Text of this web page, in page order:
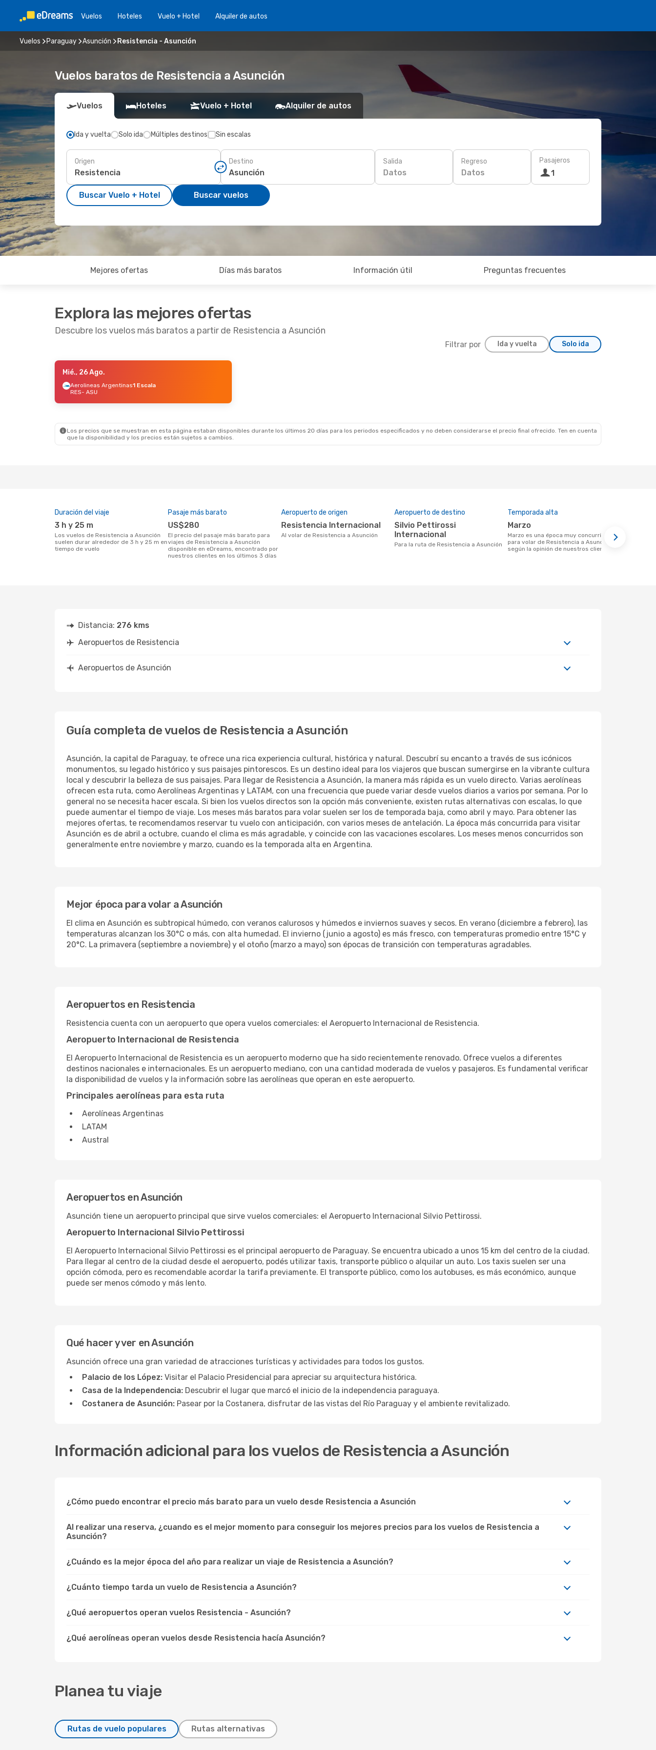
Vuelos Hoteles Vuelo + Hotel Alquiler de autos
Vuelos Paraguay Asunción Resistencia - Asunción
Vuelos baratos de Resistencia a Asunción
Vuelos Hoteles Vuelo + Hotel Alquiler de autos
Ida y vuelta Solo ida Múltiples destinos Sin escalas
Origen Destino Salida
Datos
Regreso
Datos
Pasajeros
1
Buscar Vuelo + Hotel Buscar vuelos
Mejores ofertas Días más baratos Información útil Preguntas frecuentes
Explora las mejores ofertas
Descubre los vuelos más baratos a partir de Resistencia a Asunción
Filtrar por Ida y vuelta Solo ida
- Mar., 15 Sep.
Aerolineas Argentinas
Mié., 26 Ago.
Aerolineas Argentinas1 Escala
RES- ASU
Los precios que se muestran en esta página estaban disponibles durante los últimos 20 días para los periodos especificados y no deben considerarse el precio final ofrecido. Ten en cuenta
que la disponibilidad y los precios están sujetos a cambios.
Duración del viaje
3 h y 25 m
Los vuelos de Resistencia a Asunción
suelen durar alrededor de 3 h y 25 m en
tiempo de vuelo
Pasaje más barato
US$280
El precio del pasaje más barato para
viajes de Resistencia a Asunción
disponible en eDreams, encontrado por
nuestros clientes en los últimos 3 días
Aeropuerto de origen
Resistencia Internacional
Al volar de Resistencia a Asunción
Aeropuerto de destino
Silvio Pettirossi
Internacional
Para la ruta de Resistencia a Asunción
Temporada alta
marzo
marzo es una época muy concurrida
para volar de Resistencia a Asunción
según la opinión de nuestros clientes
Distancia: 276 kms
Aeropuertos de Resistencia
Aeropuertos de Asunción
Guía completa de vuelos de Resistencia a Asunción
Asunción, la capital de Paraguay, te ofrece una rica experiencia cultural, histórica y natural. Descubrí su encanto a través de sus icónicos
monumentos, su legado histórico y sus paisajes pintorescos. Es un destino ideal para los viajeros que buscan sumergirse en la vibrante cultura
local y descubrir la belleza de sus paisajes. Para llegar de Resistencia a Asunción, la manera más rápida es un vuelo directo. Varias aerolíneas
ofrecen esta ruta, como Aerolíneas Argentinas y LATAM, con una frecuencia que puede variar desde vuelos diarios a varios por semana. Por lo
general no se necesita hacer escala. Si bien los vuelos directos son la opción más conveniente, existen rutas alternativas con escalas, lo que
puede aumentar el tiempo de viaje. Los meses más baratos para volar suelen ser los de temporada baja, como abril y mayo. Para obtener las
mejores ofertas, te recomendamos reservar tu vuelo con anticipación, con varios meses de antelación. La época más concurrida para visitar
Asunción es de abril a octubre, cuando el clima es más agradable, y coincide con las vacaciones escolares. Los meses menos concurridos son
generalmente entre noviembre y marzo, cuando es la temporada alta en Argentina.
Mejor época para volar a Asunción
El clima en Asunción es subtropical húmedo, con veranos calurosos y húmedos e inviernos suaves y secos. En verano (diciembre a febrero), las
temperaturas alcanzan los 30°C o más, con alta humedad. El invierno (junio a agosto) es más fresco, con temperaturas promedio entre 15°C y
20°C. La primavera (septiembre a noviembre) y el otoño (marzo a mayo) son épocas de transición con temperaturas agradables.
Aeropuertos en Resistencia
Resistencia cuenta con un aeropuerto que opera vuelos comerciales: el Aeropuerto Internacional de Resistencia.
Aeropuerto Internacional de Resistencia
El Aeropuerto Internacional de Resistencia es un aeropuerto moderno que ha sido recientemente renovado. Ofrece vuelos a diferentes
destinos nacionales e internacionales. Es un aeropuerto mediano, con una cantidad moderada de vuelos y pasajeros. Es fundamental verificar
la disponibilidad de vuelos y la información sobre las aerolíneas que operan en este aeropuerto.
Principales aerolíneas para esta ruta
Aerolíneas Argentinas
LATAM
Austral
Aeropuertos en Asunción
Asunción tiene un aeropuerto principal que sirve vuelos comerciales: el Aeropuerto Internacional Silvio Pettirossi.
Aeropuerto Internacional Silvio Pettirossi
El Aeropuerto Internacional Silvio Pettirossi es el principal aeropuerto de Paraguay. Se encuentra ubicado a unos 15 km del centro de la ciudad.
Para llegar al centro de la ciudad desde el aeropuerto, podés utilizar taxis, transporte público o alquilar un auto. Los taxis suelen ser una
opción cómoda, pero es recomendable acordar la tarifa previamente. El transporte público, como los autobuses, es más económico, aunque
puede ser menos cómodo y más lento.
Qué hacer y ver en Asunción
Asunción ofrece una gran variedad de atracciones turísticas y actividades para todos los gustos.
Palacio de los López: Visitar el Palacio Presidencial para apreciar su arquitectura histórica.
Casa de la Independencia: Descubrir el lugar que marcó el inicio de la independencia paraguaya.
Costanera de Asunción: Pasear por la Costanera, disfrutar de las vistas del Río Paraguay y el ambiente revitalizado.
Información adicional para los vuelos de Resistencia a Asunción
¿Cómo puedo encontrar el precio más barato para un vuelo desde Resistencia a Asunción
Al realizar una reserva, ¿cuando es el mejor momento para conseguir los mejores precios para los vuelos de Resistencia a
Asunción?
¿Cuándo es la mejor época del año para realizar un viaje de Resistencia a Asunción?
¿Cuánto tiempo tarda un vuelo de Resistencia a Asunción?
¿Qué aeropuertos operan vuelos Resistencia - Asunción?
¿Qué aerolíneas operan vuelos desde Resistencia hacía Asunción?
Planea tu viaje
Rutas de vuelo populares Rutas alternativas